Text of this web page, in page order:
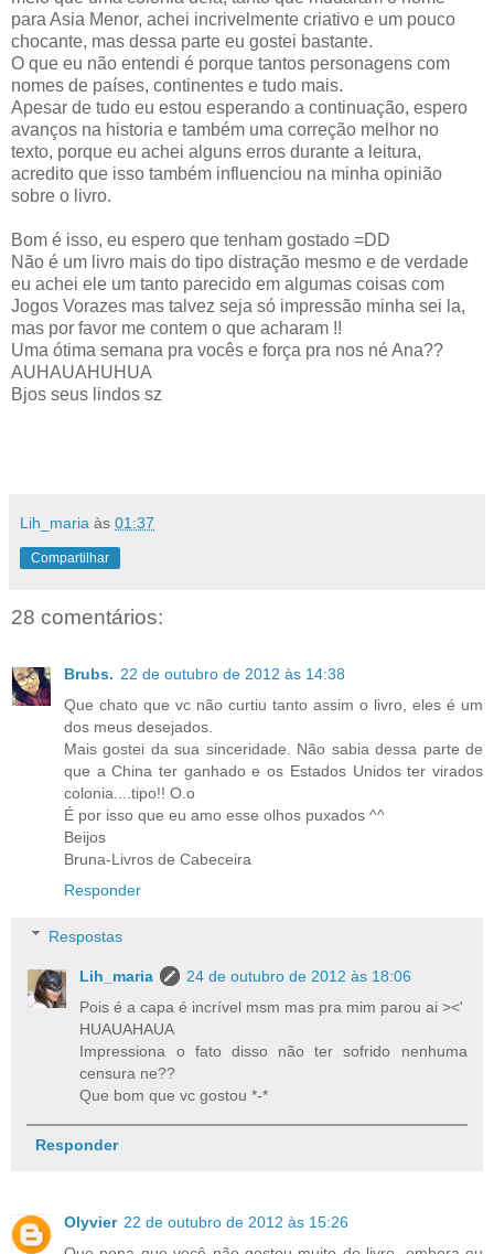
para Asia Menor, achei incrivelmente criativo e um pouco
chocante, mas dessa parte eu gostei bastante.
O que eu não entendi é porque tantos personagens com
nomes de países, continentes e tudo mais.
Apesar de tudo eu estou esperando a continuação, espero
avanços na historia e também uma correção melhor no
texto, porque eu achei alguns erros durante a leitura,
acredito que isso também influenciou na minha opinião
sobre o livro.
Bom é isso, eu espero que tenham gostado =DD
Não é um livro mais do tipo distração mesmo e de verdade
eu achei ele um tanto parecido em algumas coisas com
Jogos Vorazes mas talvez seja só impressão minha sei la,
mas por favor me contem o que acharam !!
Uma ótima semana pra vocês e força pra nos né Ana??
AUHAUAHUHUA
Bjos seus lindos sz
Lih_maria às 01:37
Compartilhar
28 comentários:
Brubs. 22 de outubro de 2012 às 14:38
Que chato que vc não curtiu tanto assim o livro, eles é um
dos meus desejados.
Mais gostei da sua sinceridade. Não sabia dessa parte de
que a China ter ganhado e os Estados Unidos ter virados
colonia....tipo!! O.o
É por isso que eu amo esse olhos puxados ^^
Beijos
Bruna-Livros de Cabeceira
Responder
Respostas
Lih_maria
24 de outubro de 2012 às 18:06
Pois é a capa é incrível msm mas pra mim parou ai ><'
HUAUAHAUA
Impressiona o fato disso não ter sofrido nenhuma
censura ne??
Que bom que vc gostou *-*
Responder
Olyvier 22 de outubro de 2012 às 15:26